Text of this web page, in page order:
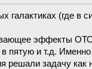
(где в
эффекты
пятую и т.д.
задачу как